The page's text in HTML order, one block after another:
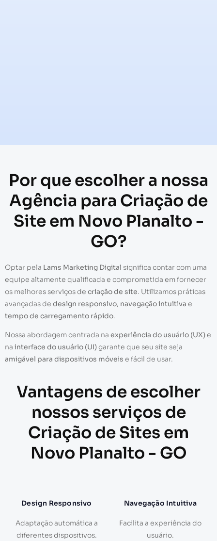
Por que escolher a nossa
Agência para Criação de
Site em Novo Planalto -
GO?
Optar pela Lams Marketing Digital significa contar com uma
equipe altamente qualificada e comprometida em fornecer
os melhores serviços de criação de site. Utilizamos práticas
avançadas de design responsivo, navegação intuitiva e
tempo de carregamento rápido.
Nossa abordagem centrada na experiência do usuário (UX)e
na interface do usuário (UI)garante que seu site seja
amigável para dispositivos móveis e fácil de usar.
Vantagens de escolher
nossos serviços de
Criação de Sites em
Novo Planalto - GO
Design Responsivo
Adaptação automática a
diferentes dispositivos.
Navegação Intuitiva
Facilita a experiência do
usuário.